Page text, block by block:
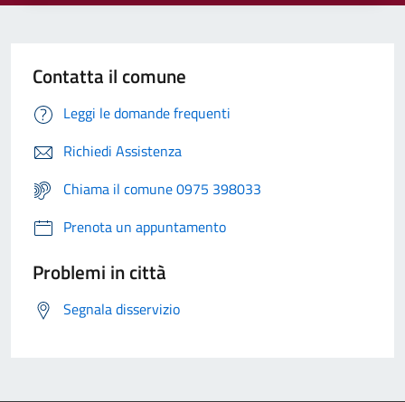
Contatta il comune
Leggi le domande frequenti
Richiedi Assistenza
Chiama il comune 0975 398033
Prenota un appuntamento
Problemi in città
Segnala disservizio